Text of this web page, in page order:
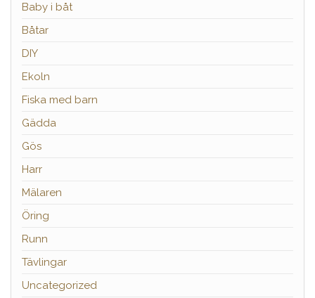
Baby i båt
Båtar
DIY
Ekoln
Fiska med barn
Gädda
Gös
Harr
Mälaren
Öring
Runn
Tävlingar
Uncategorized